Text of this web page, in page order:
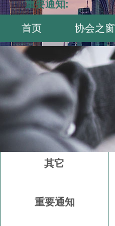
重要通知:
首页 协会之窗
其它
重要通知